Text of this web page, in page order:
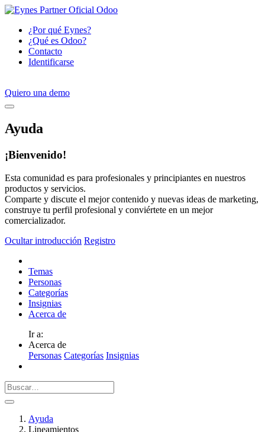
¿Por qué Eynes?
¿Qué es Odoo?
Contacto
Identificarse
Quiero una demo
Ayuda
¡Bienvenido!
Esta comunidad es para profesionales y principiantes en nuestros
productos y servicios.
Comparte y discute el mejor contenido y nuevas ideas de marketing,
construye tu perfil profesional y conviértete en un mejor
comercializador.
Ocultar introducción Registro
Temas
Personas
Categorías
Insignias
Acerca de
Ir a:
Acerca de
Personas Categorías Insignias
Ayuda
Lineamientos